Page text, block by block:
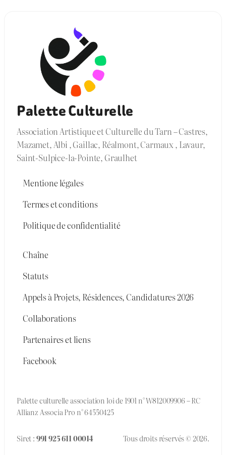
Palette Culturelle
Association Artistique et Culturelle du Tarn – Castres,
Mazamet, Albi , Gaillac, Réalmont, Carmaux , Lavaur,
Saint-Sulpice-la-Pointe, Graulhet
Mentione légales
Termes et conditions
Politique de confidentialité
Chaîne
Statuts
Appels à Projets, Résidences, Candidatures 2026
Collaborations
Partenaires et liens
Facebook
Palette culturelle association loi de 1901 n° W812009906 – RC
Allianz Associa Pro n° 64550425
Siret :991 925 611 00014 Tous droits réservés © 2026.